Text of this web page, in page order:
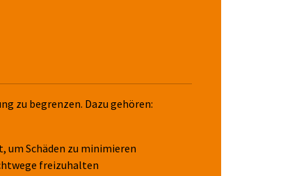
zu begrenzen. Dazu gehören:
um Schäden zu minimieren
freizuhalten